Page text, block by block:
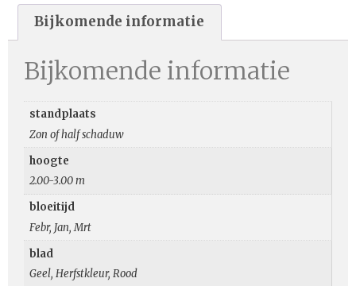
Bijkomende informatie
Bijkomende informatie
standplaats
Zon of half schaduw
hoogte
2.00-3.00 m
bloeitijd
Febr, Jan, Mrt
blad
Geel, Herfstkleur, Rood